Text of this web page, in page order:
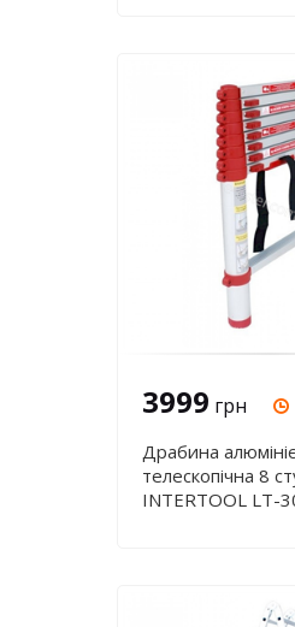
3999 грн
Драбина
телескопічна 8
INTERTOOL LT-